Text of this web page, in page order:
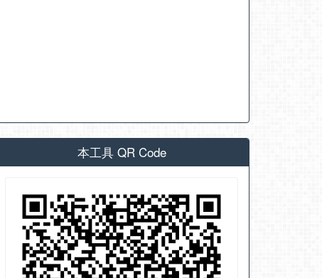
本工具 QR Code